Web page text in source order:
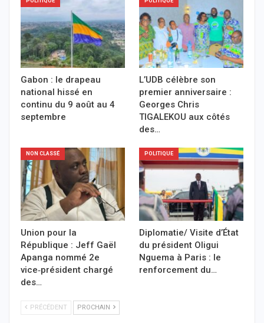
Gabon : le drapeau
national hissé en
continu du 9 août au 4
septembre
L’UDB célèbre son
premier anniversaire :
Georges Chris
TIGALEKOU aux côtés
des…
NON CLASSÉ
Union pour la
République : Jeff Gaël
Apanga nommé 2e
vice‑président chargé
des…
POLITIQUE
Diplomatie/ Visite d’État
du président Oligui
Nguema à Paris : le
renforcement du…
PRÉCÉDENT PROCHAIN